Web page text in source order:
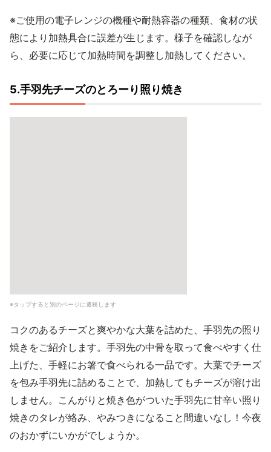
※ご使用の電子レンジの機種や耐熱容器の種類、食材の状
態により加熱具合に誤差が生じます。様子を確認しなが
ら、必要に応じて加熱時間を調整し加熱してください。
5.手羽先チーズのとろーり照り焼き
※タップすると別のページに遷移します
コクのあるチーズと爽やかな大葉を詰めた、手羽先の照り
焼きをご紹介します。手羽先の中骨を取って食べやすく仕
上げた、手軽にお箸で食べられる一品です。大葉でチーズ
を包み手羽先に詰めることで、加熱してもチーズが溶け出
しません。こんがりと焼き色がついた手羽先に甘辛い照り
焼きのタレが絡み、やみつきになること間違いなし！今夜
のおかずにいかがでしょうか。